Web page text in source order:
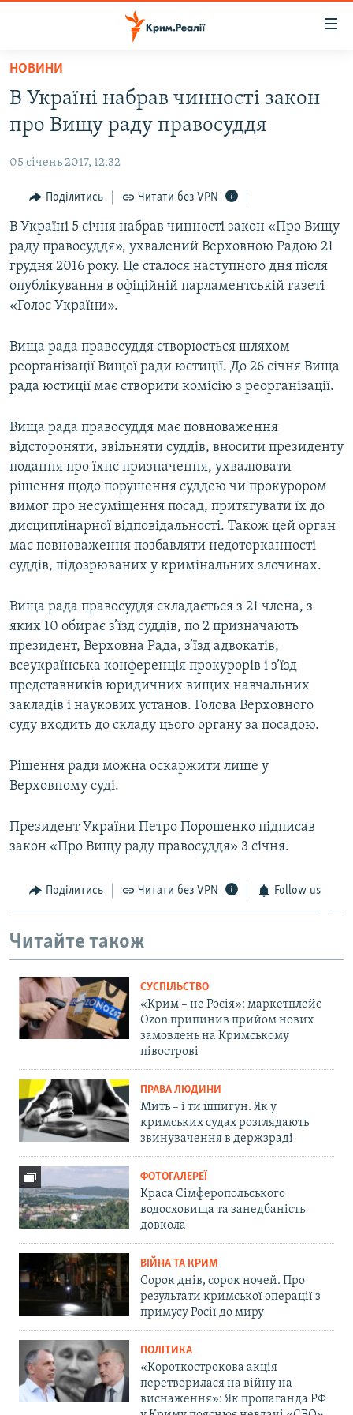
Перейти
основного
матеріалу
Перейти
до
навігації
Перейти
до
пошуку
ВОДА.КРИМ
ВІДЕО ТА ФОТО
ПОЛІТИКА
БЛОГИ
ПОГЛЯД
ІНТЕРВ'Ю
ВСЕ ЗА ДЕНЬ
СПЕЦПРОЕКТИ
ВІДЕОУРОКИ «ELIFBE»
УКРАЇНСЬКА ПРОБЛЕМА КРИМУ
ІНФОГРАФІКА
ЯК ОБІЙТИ БЛОКУВАННЯ
Русский
ДОЛУЧАЙСЯ!
Усі сайти RFE/RL
НОВИНИ
В Україні набрав чинності закон
про Вищу раду правосуддя
05 січень 2017, 12:32
Поділитись Читати без VPN
В Україні 5 січня набрав чинності закон «Про Вищу
раду правосуддя», ухвалений Верховною Радою 21
грудня 2016 року. Це сталося наступного дня після
опублікування в офіційній парламентській газеті
«Голос України».
Вища рада правосуддя створюється шляхом
реорганізації Вищої ради юстиції. До 26 січня Вища
рада юстиції має створити комісію з реорганізації.
Вища рада правосуддя має повноваження
відстороняти, звільняти суддів, вносити президенту
подання про їхнє призначення, ухвалювати
рішення щодо порушення суддею чи прокурором
вимог про несуміщення посад, притягувати їх до
дисциплінарної відповідальності. Також цей орган
має повноваження позбавляти недоторканності
суддів, підозрюваних у кримінальних злочинах.
Вища рада правосуддя складається з 21 члена, з
яких 10 обирає з’їзд суддів, по 2 призначають
президент, Верховна Рада, з’їзд адвокатів,
всеукраїнська конференція прокурорів і з’їзд
представників юридичних вищих навчальних
закладів і наукових установ. Голова Верховного
суду входить до складу цього органу за посадою.
Рішення ради можна оскаржити лише у
Верховному суді.
Президент України Петро Порошенко підписав
закон «Про Вищу раду правосуддя» 3 січня.
Поділитись Читати без VPN Follow us
Читайте також
СУСПІЛЬСТВО
«Крим – не Росія»: маркетплейс
Ozon припинив прийом нових
замовлень на Кримському
півострові
ПРАВА ЛЮДИНИ
Мить – і ти шпигун. Як у
кримських судах розглядають
звинувачення в держзраді
ФОТОГАЛЕРЕЇ
Краса Сімферопольського
водосховища та занедбаність
довкола
ВІЙНА ТА КРИМ
Сорок днів, сорок ночей. Про
результати кримської операції з
примусу Росії до миру
ПОЛІТИКА
«Короткострокова акція
перетворилася на війну на
виснаження»: Як пропаганда РФ